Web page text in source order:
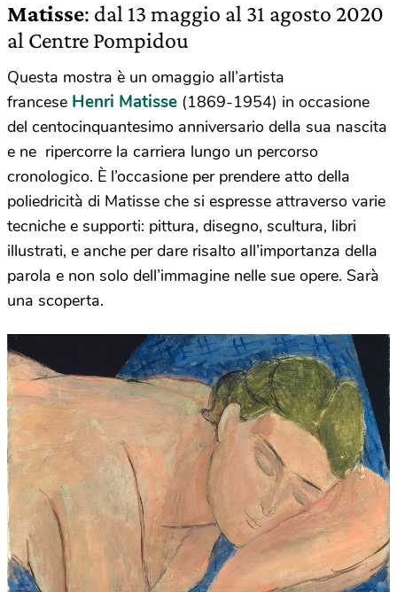
Matisse: dal 13 maggio al 31 agosto 2020
al Centre Pompidou
Questa mostra è un omaggio all’artista
francese Henri Matisse (1869-1954) in occasione
del centocinquantesimo anniversario della sua nascita
e ne ripercorre la carriera lungo un percorso
cronologico. È l’occasione per prendere atto della
poliedricità di Matisse che si espresse attraverso varie
tecniche e supporti: pittura, disegno, scultura, libri
illustrati, e anche per dare risalto all’importanza della
parola e non solo dell’immagine nelle sue opere. Sarà
una scoperta.